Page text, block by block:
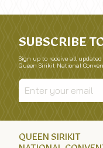
SUBSCRIBE
Sign up to receive all
Queen Sirikit National
QUEEN SIRIKIT